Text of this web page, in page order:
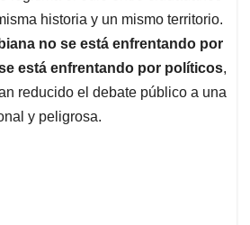
historia y un mismo territorio.
no se está enfrentando por
está enfrentando por políticos,
reducido el debate público a una
y peligrosa.